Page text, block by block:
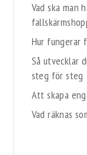
Vad ska man
Hur fungerar
Så utvecklar
steg för steg
Att skapa
Vad räknas